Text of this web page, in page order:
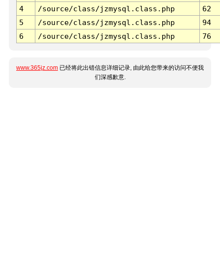
4
/source/class/jzmysql.class.php
62
5
/source/class/jzmysql.class.php
94
6
/source/class/jzmysql.class.php 76
www.365jz.com 已经将此出错信息详细记录, 由此给您带来的访问不便我
们深感歉意.